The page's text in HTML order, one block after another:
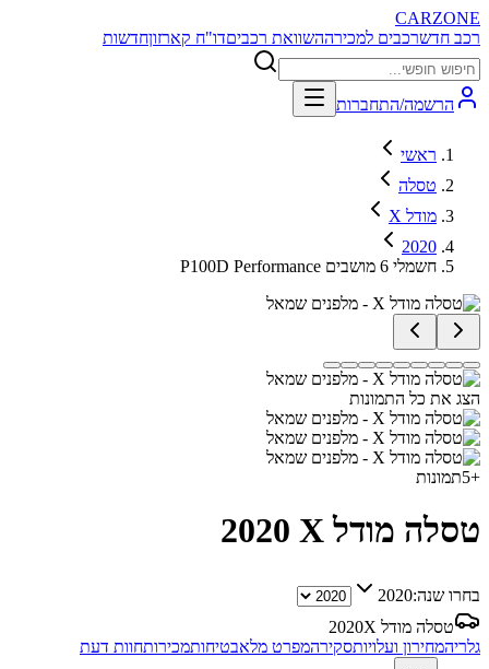
CARZONE
רכב חדשרכבים למכירההשוואת רכביםדו"ח קארזוןחדשות
הרשמה/התחברות
ראשי
טסלה
מודל X
2020
P100D Performance חשמלי 6 מושבים
הצג את כל התמונות
+
5תמונות
טסלה מודל X 2020
בחרו שנה:2020
טסלה מודל X
2020
גלריהמחירון ועלויותסקירהמפרט מלאבטיחותמכירותחוות דעת